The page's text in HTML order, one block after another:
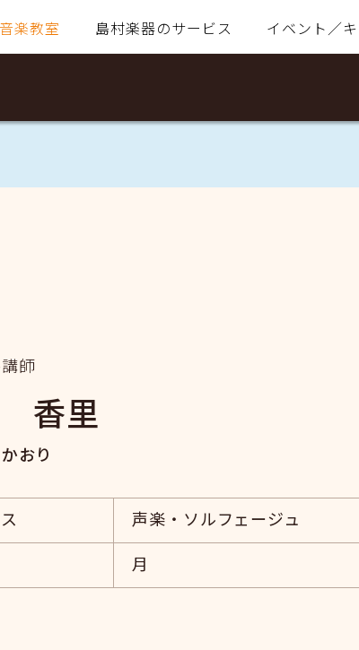
音楽教室 島村楽器のサービス イベント／
師
香里
おり
声楽・ソルフェージュ
月